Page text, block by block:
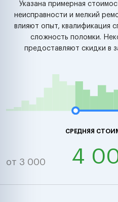
Указана примерная
неисправности и мелкий
влияют опыт, квалификация
сложность поломки.
предоставляют скидки в
СРЕДНЯЯ
от 3 000 4